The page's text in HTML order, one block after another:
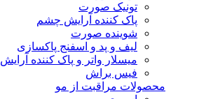
تونیک صورت
پاک کننده آرایش چشم
شوینده صورت
لیف و پد و اسفنج پاکسازی
میسلار واتر و پاک کننده آرایش
فیس براش
محصولات مراقبت از مو